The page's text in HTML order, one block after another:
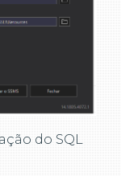
do SQL